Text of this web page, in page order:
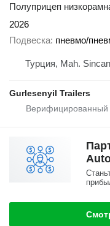
Полуприцеп
2026
Подвеска пневмо/
Турция, Mah.
Gurlesenyil Trailers